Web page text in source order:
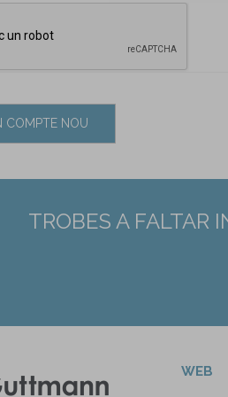
COMPTE NOU
TROBES A FALTAR
WEB